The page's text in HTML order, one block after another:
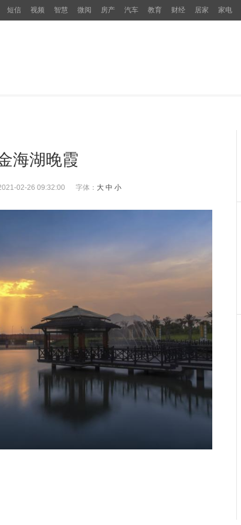
短信 视频 智慧 微阅 房产 汽车 教育 财经 居家 家电
海湖晚霞
02-26 09:32:00 字体： 大 中 小